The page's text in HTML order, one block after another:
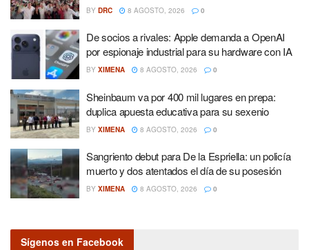
BY DRC 8 AGOSTO, 2026 0
De socios a rivales: Apple demanda a OpenAI
por espionaje industrial para su hardware con IA
BY XIMENA 8 AGOSTO, 2026 0
Sheinbaum va por 400 mil lugares en prepa:
duplica apuesta educativa para su sexenio
BY XIMENA 8 AGOSTO, 2026 0
Sangriento debut para De la Espriella: un policía
muerto y dos atentados el día de su posesión
BY XIMENA 8 AGOSTO, 2026 0
Sígenos en Facebook